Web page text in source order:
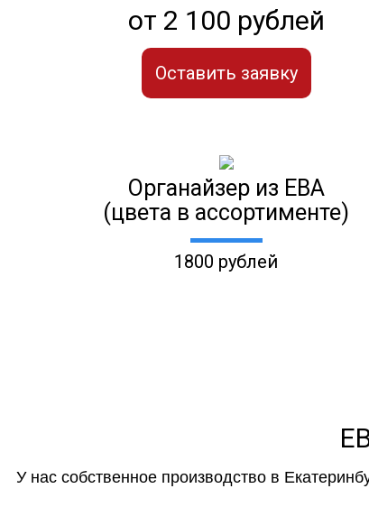
от 2 100 рублей
Оставить заявку
Органайзер из ЕВА
(цвета в ассортименте)
1800 рублей
У нас собственное производство в